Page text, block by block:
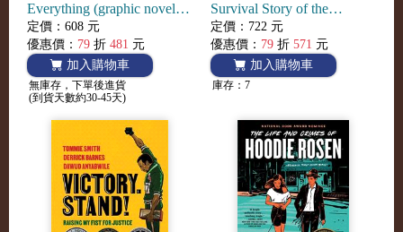
Everything (graphic novel)
(National Book Awards
Winner)
定價：608 元
優惠價： 79 折 481 元
加入購物車
無庫存，下單後進貨
(到貨天數約30-45天)
Survival Story of the
Ukrainian Famine (National
Book Awards Finalist)
定價：722 元
優惠價： 79 折 571 元
加入購物車
庫存：7